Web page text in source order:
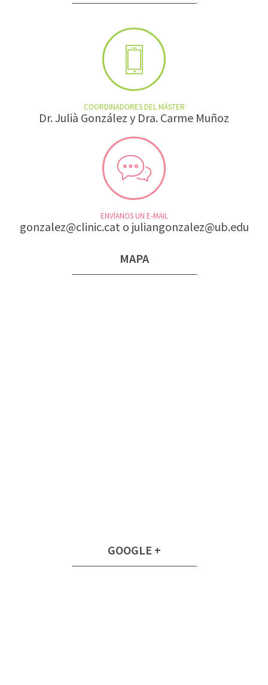
COORDINADORES DEL MÁSTER
Dr. Julià González y Dra. Carme Muñoz
ENVÍANOS UN E-MAIL
gonzalez@clinic.cat o juliangonzalez@ub.edu
MAPA
GOOGLE +